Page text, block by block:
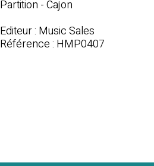
Partition - Cajon
Editeur : Music Sales
Référence : HMP0407